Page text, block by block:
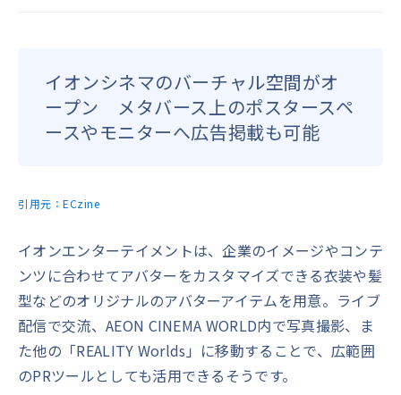
イオンシネマのバーチャル空間がオ
ープン メタバース上のポスタースペ
ースやモニターへ広告掲載も可能
引用元：ECzine
イオンエンターテイメントは、企業のイメージやコンテ
ンツに合わせてアバターをカスタマイズできる衣装や髪
型などのオリジナルのアバターアイテムを用意。ライブ
配信で交流、AEON CINEMA WORLD内で写真撮影、ま
た他の「REALITY Worlds」に移動することで、広範囲
のPRツールとしても活用できるそうです。